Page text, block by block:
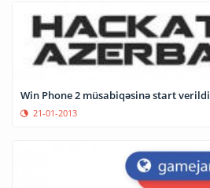
Win Phone 2 müsabiqəsinə start verildi
21-01-2013